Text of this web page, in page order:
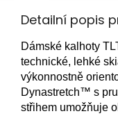
Detailní popis
Dámské kalhoty
technické, lehké
výkonnostně
Dynastretch™ s
střihem umožňuje